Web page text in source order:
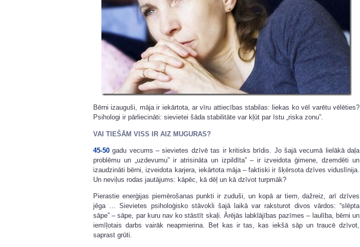
Bērni izauguši, māja ir iekārtota, ar vīru attiecības stabilas: liekas ko vēl varētu vēlēties?
Psihologi ir pārliecināti: sievietei šāda stabilitāte var kļūt par īstu „riska zonu”.
VAI TIEŠĀM VISS IR AIZ MUGURAS?
45-50 gadu vecums – sievietes dzīvē tas ir kritisks brīdis. Jo šajā vecumā lielākā daļa
problēmu un „uzdevumu” ir atrisināta un izpildīta” – ir izveidota ģimene, dzemdēti un
izaudzināti bērni, izveidota karjera, iekārtota māja – faktiski ir šķērsota dzīves viduslīnija.
Un neviļus rodas jautājums: kāpēc, kā dēļ un kā dzīvot turpmāk?
Pierastie enerģijas piemērošanas punkti ir zuduši, un kopā ar tiem, dažreiz, arī dzīves
jēga … Sievietes psiholoģisko stāvokli šajā laikā var raksturot divos vārdos: “slēpta
sāpe” – sāpe, par kuru nav ko stāstīt skaļi. Ārējās labklājības pazīmes – laulība, bērni un
iemīļotais darbs vairāk neapmierina. Bet kas ir tas, kas iekšā sāp un traucē dzīvot,
saprast grūti.